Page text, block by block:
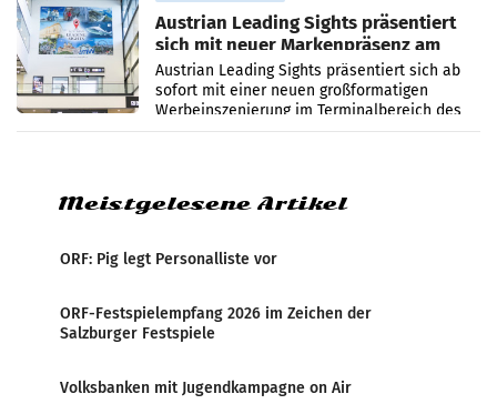
Austrian Leading Sights präsentiert
sich mit neuer Markenpräsenz am
Flughafen Wien
Austrian Leading Sights präsentiert sich ab
sofort mit einer neuen großformatigen
Werbeinszenierung im Terminalbereich des
Flughafen Wien. Die Präsenz befindet sich im
Meistgelesene Artikel
ORF: Pig legt Personalliste vor
ORF-Festspielempfang 2026 im Zeichen der
Salzburger Festspiele
Volksbanken mit Jugendkampagne on Air